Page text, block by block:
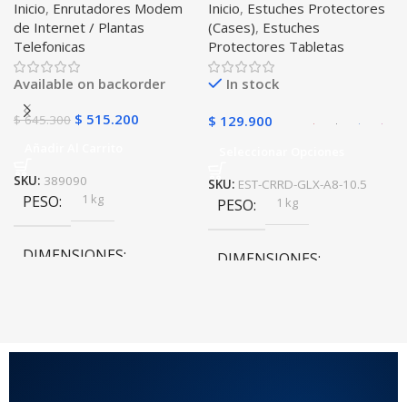
Libre Todo Operador 4G
LTE SIMCARD
Inicio, Enrutadores Modem
de Internet / Plantas
Telefonicas
Available on backorder
$645.300 $ 515.200
SKU: 389090
PESO 1 kg
DIMENSIONES
Tablet Samsung Galaxy
Tab A8 10.5 2021 – 2022
SM-x200 SM-x205 Anti
golpes con soporte
Inicio, Estuches Protectores
(Cases), Estuches
Protectores Tabletas
In stock
$ 129.900
SKU: EST-CRRD-GLX-A8-10.5
PESO 1 kg
DIMENSIONES
COLOR